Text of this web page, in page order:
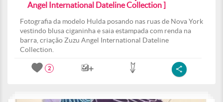
Angel International Dateline Collection ]
Fotografia da modelo Hulda posando nas ruas de Nova York
vestindo blusa ciganinha e saia estampada com renda na
barra, criação Zuzu Angel International Dateline
Collection.
2